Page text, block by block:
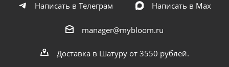
Написать в Телеграм
Написать в Мах
manager@mybloom.ru
Доставка в Шатуру от 3550 рублей.